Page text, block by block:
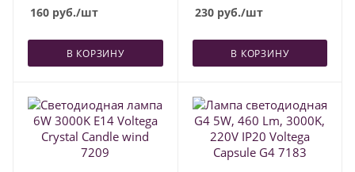
160 руб./шт
В КОРЗИНУ
230руб./шт
В КОРЗИНУ